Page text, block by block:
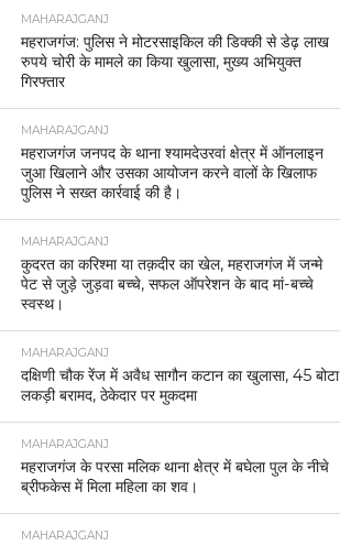
MAHARAJGANJ
महराजगंज: पुलिस ने मोटरसाइकिल की डिक्की से डेढ़ लाख
रुपये चोरी के मामले का किया खुलासा, मुख्य अभियुक्त
गिरफ्तार
MAHARAJGANJ
महराजगंज जनपद के थाना श्यामदेउरवां क्षेत्र में ऑनलाइन
जुआ खिलाने और उसका आयोजन करने वालों के खिलाफ
पुलिस ने सख्त कार्रवाई की है।
MAHARAJGANJ
कुदरत का करिश्मा या तक़दीर का खेल, महराजगंज में जन्मे
पेट से जुड़े जुड़वा बच्चे, सफल ऑपरेशन के बाद मां-बच्चे
स्वस्थ।
MAHARAJGANJ
दक्षिणी चौक रेंज में अवैध सागौन कटान का खुलासा, 45 बोटा
लकड़ी बरामद, ठेकेदार पर मुकदमा
MAHARAJGANJ
महराजगंज के परसा मलिक थाना क्षेत्र में बघेला पुल के नीचे
ब्रीफकेस में मिला महिला का शव।
MAHARAJGANJ